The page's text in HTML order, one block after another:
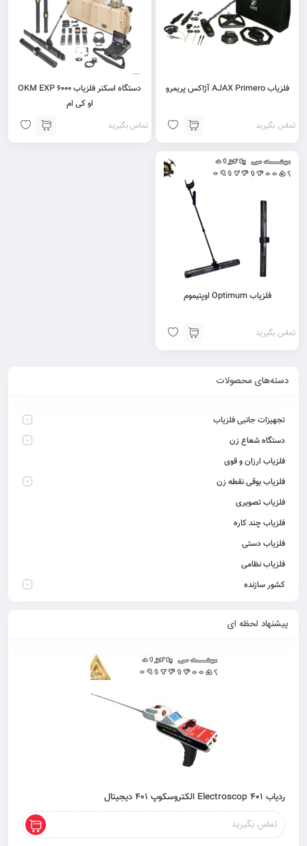
فلزیاب AJAX Primero آژاکس پریمرو
تماس بگیرید
دستگاه اسکنر فلزیاب 6000 OKM EXP
او کی ام
تماس بگیرید
فلزیاب Optimum اوپتیموم
تماس بگیرید
دسته‌های محصولات
تجهیزات جانبی فلزیاب
دستگاه شعاع زن
فلزیاب ارزان و قوی
فلزیاب بوقی نقطه زن
فلزیاب تصویری
فلزیاب چند کاره
فلزیاب دستی
فلزیاب نظامی
کشور سازنده
پیشنهاد لحظه ای
ردیاب 401 Electroscop الکتروسکوپ 401 دیجیتال
تماس بگیرید